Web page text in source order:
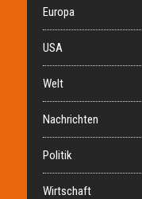
Europa
USA
Welt
Nachrichten
Politik
Wirtschaft